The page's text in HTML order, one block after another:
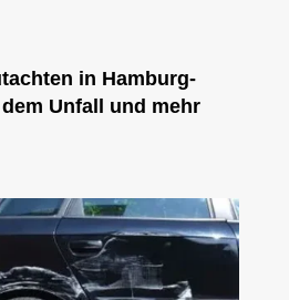
in Hamburg-
Unfall und mehr